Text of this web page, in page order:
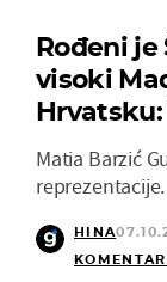
Rođeni je
visoki
Matia Barzić
reprezentacije.
HINA